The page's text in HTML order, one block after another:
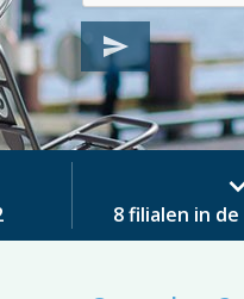
send
8 filialen in